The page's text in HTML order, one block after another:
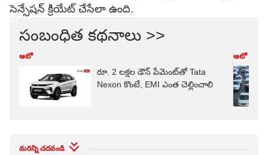
సెన్సేషన్ క్రియేట్ చేసేలా ఉంది.
సంబంధిత కథనాలు >>
ఆటో
రూ. 2 లక్షల డౌన్ పేమెంట్‌తో Tata
Nexon కొంటే, EMI ఎంత చెల్లించాలి
ఆటో
మరిన్ని చదవండి